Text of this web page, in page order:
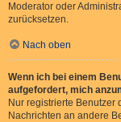
Moderator oder
zurücksetzen.
Nach oben
Wenn ich bei einem
aufgefordert, mich
Nur registrierte Benutzer
Nachrichten an andere